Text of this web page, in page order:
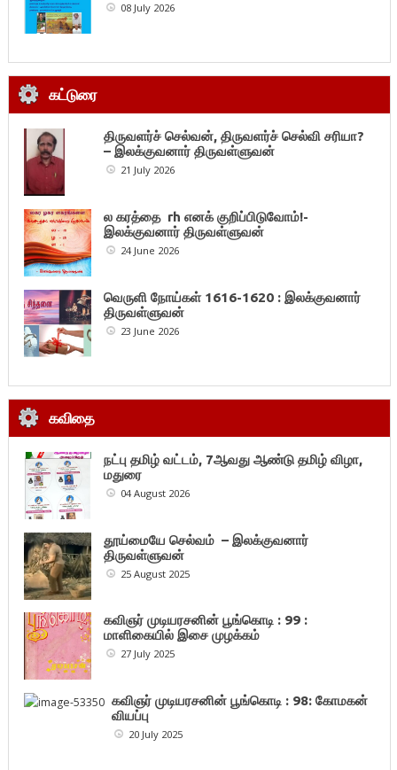
08 July 2026
கட்டுரை
திருவளர்ச் செல்வன், திருவளர்ச் செல்வி சரியா?
– இலக்குவனார் திருவள்ளுவன்
21 July 2026
ல கரத்தை rh எனக் குறிப்பிடுவோம்!-
இலக்குவனார் திருவள்ளுவன்
24 June 2026
வெருளி நோய்கள் 1616-1620 : இலக்குவனார்
திருவள்ளுவன்
23 June 2026
கவிதை
நட்பு தமிழ் வட்டம், 7ஆவது ஆண்டு தமிழ் விழா,
மதுரை
04 August 2026
தூய்மையே செல்வம் – இலக்குவனார்
திருவள்ளுவன்
25 August 2025
கவிஞர் முடியரசனின் பூங்கொடி : 99 :
மாளிகையில் இசை முழக்கம்
27 July 2025
கவிஞர் முடியரசனின் பூங்கொடி : 98: கோமகன்
வியப்பு
20 July 2025